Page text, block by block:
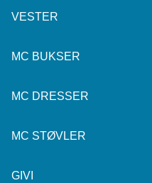
VESTER
MC BUKSER
MC DRESSER
MC STØVLER
GIVI